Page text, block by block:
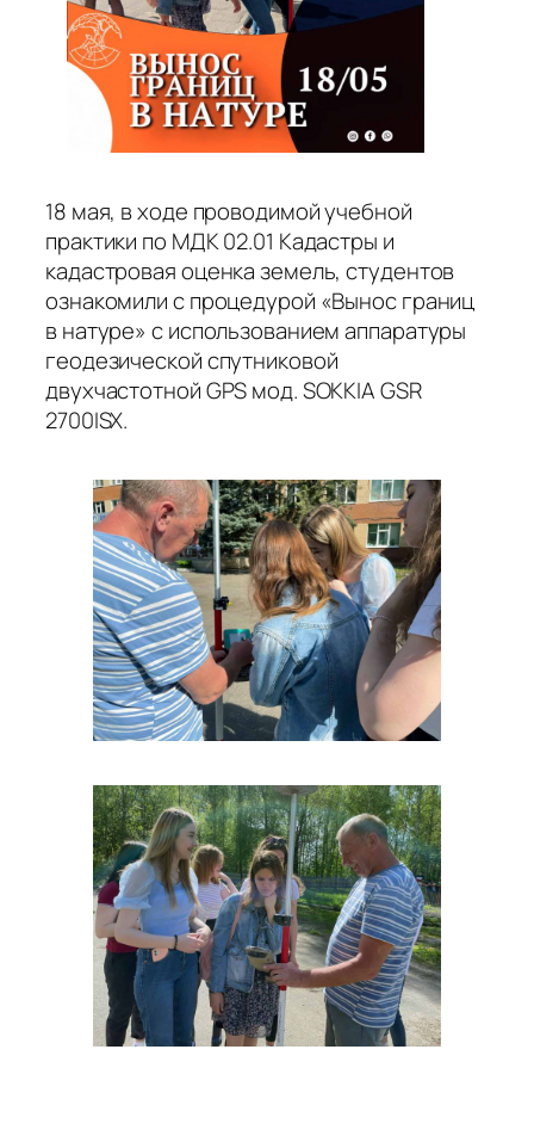
18 мая, в ходе проводимой учебной
практики по МДК 02.01 Кадастры и
кадастровая оценка земель, студентов
ознакомили с процедурой «Вынос границ
в натуре» с использованием аппаратуры
геодезической спутниковой
двухчастотной GPS мод. SOKKIA GSR
2700ISX.